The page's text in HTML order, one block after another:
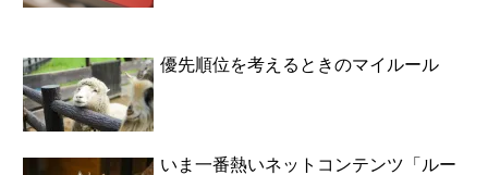
優先順位を考えるときのマイルール
いま一番熱いネットコンテンツ「ルー